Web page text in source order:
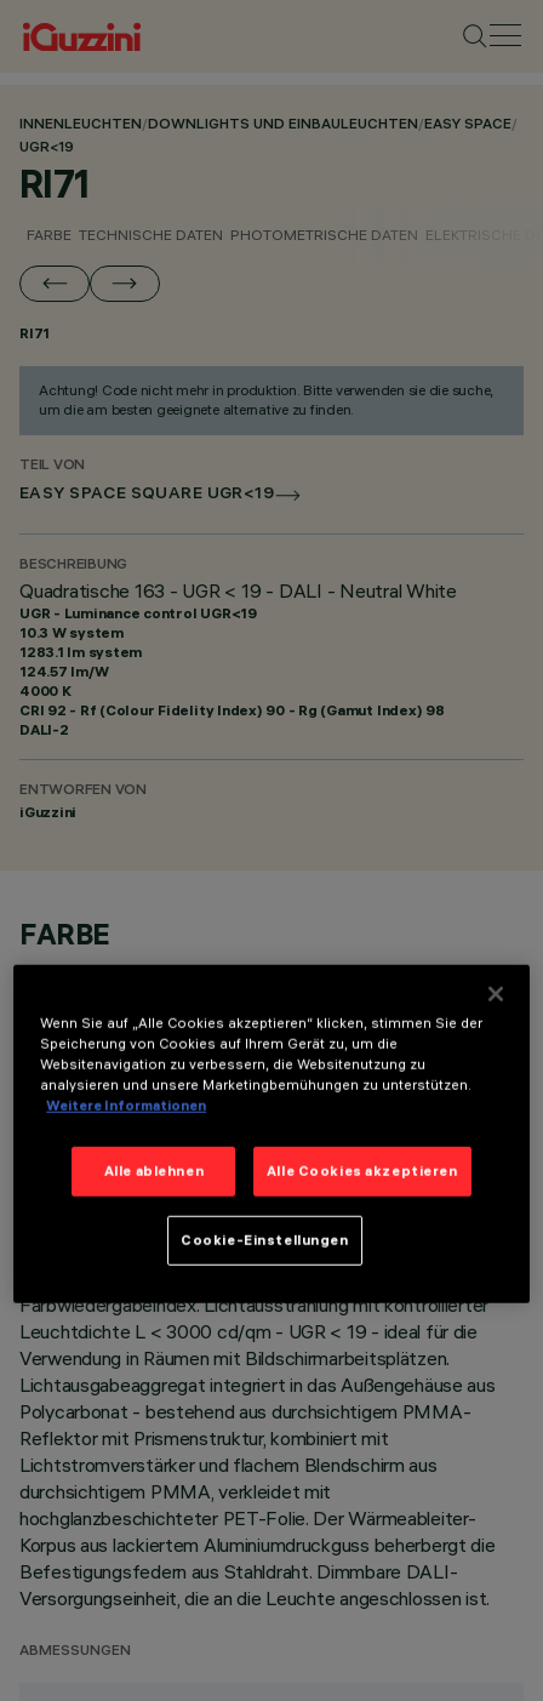
INNENLEUCHTEN/DOWNLIGHTS UND EINBAULEUCHTEN/EASY SPACE/
UGR<19
RI71
FARBE TECHNISCHE DATEN PHOTOMETRISCHE DATEN ELEKTRISCHE
RI71
Achtung! Code nicht mehr in produktion. Bitte verwenden sie die suche,
um die am besten geeignete alternative zu finden.
TEIL VON
EASY SPACE SQUARE UGR<19
BESCHREIBUNG
Quadratische 163 - UGR < 19 - DALI - Neutral White
UGR - Luminance control UGR<19
10.3 W system
1283.1 lm system
124.57 lm/W
4000 K
CRI 92 - Rf (Colour Fidelity Index) 90 - Rg (Gamut Index) 98
DALI-2
ENTWORFEN VON
iGuzzini
FARBE
TECHNISCHE DATEN
LETZTES UPDATE: 06.08.2026
Quadratische Einbauleuchte mit starrer Optik, Version mit
Farbwiedergabeindex. Lichtausstrahlung mit kontrollierter
Leuchtdichte L < 3000 cd/qm - UGR < 19 - ideal für die
Verwendung in Räumen mit Bildschirmarbeitsplätzen.
Lichtausgabeaggregat integriert in das Außengehäuse aus
Polycarbonat - bestehend aus durchsichtigem PMMA-
Reflektor mit Prismenstruktur, kombiniert mit
Lichtstromverstärker und flachem Blendschirm aus
durchsichtigem PMMA, verkleidet mit
hochglanzbeschichteter PET-Folie. Der Wärmeableiter-
Korpus aus lackiertem Aluminiumdruckguss beherbergt die
Befestigungsfedern aus Stahldraht. Dimmbare DALI-
Versorgungseinheit, die an die Leuchte angeschlossen ist.
ABMESSUNGEN
Wenn Sie auf „Alle Cookies akzeptieren“ klicken, stimmen Sie der
Speicherung von Cookies auf Ihrem Gerät zu, um die
Websitenavigation zu verbessern, die Websitenutzung zu
analysieren und unsere Marketingbemühungen zu unterstützen.
Weitere Informationen
Alle ablehnen Alle Cookies akzeptieren
Cookie-Einstellungen